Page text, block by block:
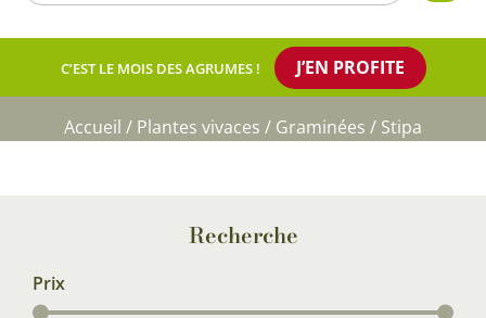
C’EST LE MOIS DES AGRUMES ! J’EN PROFITE
Accueil / Plantes vivaces / Graminées / Stipa
Recherche
Prix